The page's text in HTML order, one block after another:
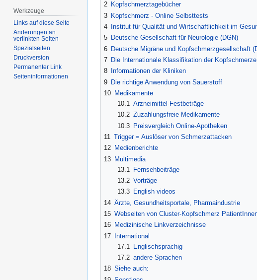
2 Kopfschmerztagebücher
3 Kopfschmerz - Online Selbsttests
4
Institut für Qualität und Wirtschaftlichkeit im
5 Deutsche Gesellschaft für Neurologie (DGN)
6 Deutsche Migräne und Kopfschmerzgesellschaft
7 Die Internationale Klassifikation der
8
Informationen der Kliniken
9 Die richtige Anwendung von Sauerstoff
10 Medikamente
10.1
Arzneimittel-Festbeträge
10.2 Zuzahlungsfreie Medikamente
10.3 Preisvergleich Online-Apotheken
11
Trigger = Auslöser von Schmerzattacken
12 Medienberichte
13 Multimedia
13.1
Fernsehbeiträge
13.2 Vorträge
13.3
English videos
14 Ärzte, Gesundheitsportale, Pharmaindustrie
15 Webseiten von Cluster-Kopfschmerz
16 Medizinische Linkverzeichnisse
17 International
17.1
Englischsprachig
17.2 andere Sprachen
18 Siehe auch:
Werkzeuge
Links auf diese Seite
Änderungen an
verlinkten Seiten
Spezialseiten
Druckversion
Permanenter Link
Seiten­­informationen